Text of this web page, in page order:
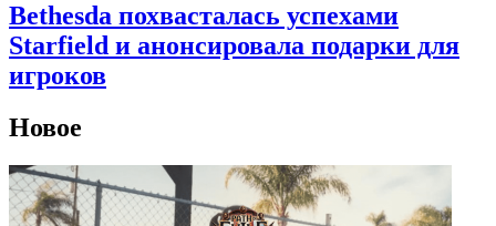
Bethesda похвасталась успехами
Starfield и анонсировала подарки для
игроков
Новое